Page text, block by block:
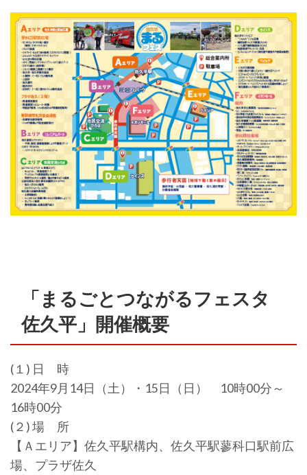
「まるごとつながるフェスタ
佐久平」開催概要
(１) 日 時
2024年9月14日（土）・15日（日） 10時00分～
16時00分
(２) 場 所
【Ａエリア】佐久平駅構内、佐久平駅蓼科口駅前広
場、プラザ佐久